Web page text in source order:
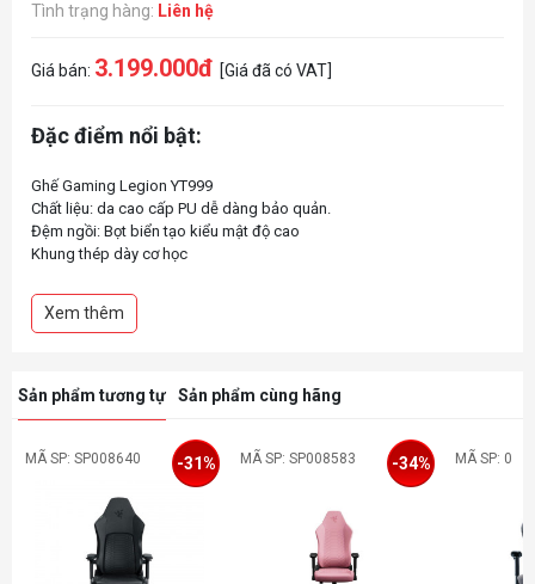
Tình trạng hàng: Liên hệ
Giá bán: 3.199.000đ [Giá đã có VAT]
Đặc điểm nổi bật:
Ghế Gaming Legion YT999
Chất liệu: da cao cấp PU dễ dàng bảo quản.
Đệm ngồi: Bọt biển tạo kiểu mật độ cao
Khung thép dày cơ học
Góc nằm max: 180°
Tay 4D có thể điều chỉnh
Trọng tải theo góc đứng: 150kg
Xem thêm
Sản phẩm tương tự Sản phẩm cùng hãng
MÃ SP: SP008640 -31% MÃ SP: SP008583 -34% MÃ SP: 0